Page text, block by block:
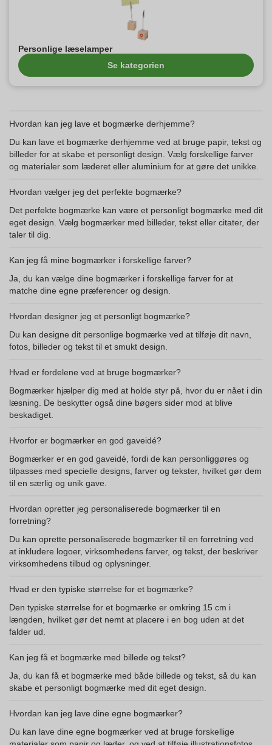
Personlige læselamper
Se kategorien
Hvordan kan jeg lave et bogmærke derhjemme?
Du kan lave et bogmærke derhjemme ved at bruge papir, tekst og
billeder for at skabe et personligt design. Vælg forskellige farver
og materialer som læderet eller aluminium for at gøre det unikke.
Hvordan vælger jeg det perfekte bogmærke?
Det perfekte bogmærke kan være et personligt bogmærke med dit
eget design. Vælg bogmærker med billeder, tekst eller citater, der
taler til dig.
Kan jeg få mine bogmærker i forskellige farver?
Ja, du kan vælge dine bogmærker i forskellige farver for at
matche dine egne præferencer og design.
Hvordan designer jeg et personligt bogmærke?
Du kan designe dit personlige bogmærke ved at tilføje dit navn,
fotos, billeder og tekst til et smukt design.
Hvad er fordelene ved at bruge bogmærker?
Bogmærker hjælper dig med at holde styr på, hvor du er nået i din
læsning. De beskytter også dine bøgers sider mod at blive
beskadiget.
Hvorfor er bogmærker en god gaveidé?
Bogmærker er en god gaveidé, fordi de kan personliggøres og
tilpasses med specielle designs, farver og tekster, hvilket gør dem
til en særlig og unik gave.
Hvordan opretter jeg personaliserede bogmærker til en
forretning?
Du kan oprette personaliserede bogmærker til en forretning ved
at inkludere logoer, virksomhedens farver, og tekst, der beskriver
virksomhedens tilbud og oplysninger.
Hvad er den typiske størrelse for et bogmærke?
Den typiske størrelse for et bogmærke er omkring 15 cm i
længden, hvilket gør det nemt at placere i en bog uden at det
falder ud.
Kan jeg få et bogmærke med billede og tekst?
Ja, du kan få et bogmærke med både billede og tekst, så du kan
skabe et personligt bogmærke med dit eget design.
Hvordan kan jeg lave dine egne bogmærker?
Du kan lave dine egne bogmærker ved at bruge forskellige